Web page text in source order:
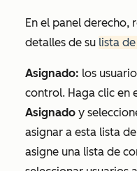
En el panel derecho,
detalles de su lista
Asignado: los
control. Haga clic en
Asignado y
asignar a esta lista
asigne una lista de